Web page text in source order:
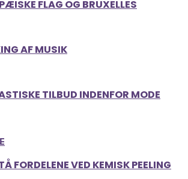
FLAG OG BRUXELLES
AF MUSIK
TILBUD INDENFOR MODE
FORDELENE VED KEMISK PEELING